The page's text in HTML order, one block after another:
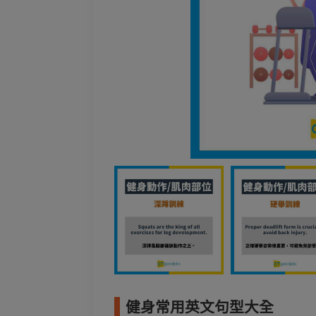
健身常用英文句型大全